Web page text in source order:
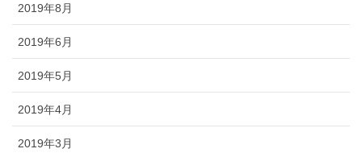
2019年8月
2019年6月
2019年5月
2019年4月
2019年3月